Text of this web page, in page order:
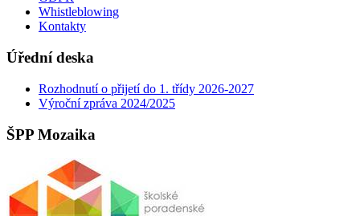
Whistleblowing
Kontakty
Úřední deska
Rozhodnutí o přijetí do 1. třídy 2026-2027
Výroční zpráva 2024/2025
ŠPP Mozaika